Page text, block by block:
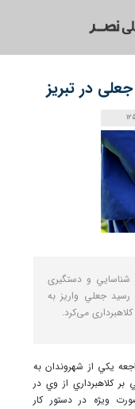
در تبریز
و دستگيری
رسيد جعلي واريز به
می‌کرد.
يکي از شهروندان به
بر کلاهبرداري از وي در
ويژه در دستور کار